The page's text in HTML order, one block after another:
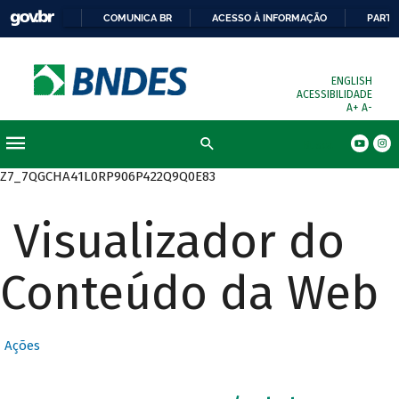
COMUNICA BR ACESSO À INFORMAÇÃO
ENGLISH
ACESSIBILIDADE
A+ A-
Z7_7QGCHA41L0RP906P422Q9Q0E83
Visualizador do
Conteúdo da Web
Ações